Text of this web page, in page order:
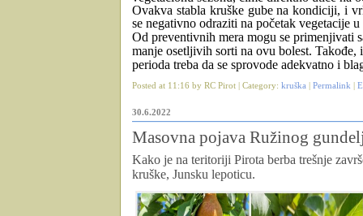
Ovakva stabla kruške gube na kondiciji, i
se negativno odraziti na početak vegetacije
Od preventivnih mera mogu se primenjivati
manje osetljivih sorti na ovu bolest. Takođe,
perioda treba da se sprovode adekvatno i
Posted at 11:16 by RC Pirot | Category: kruška Permalink
30.6.2022
Masovna pojava Ružinog
Kako je na teritoriji Pirota berba trešnje
kruške, Junsku lepoticu.